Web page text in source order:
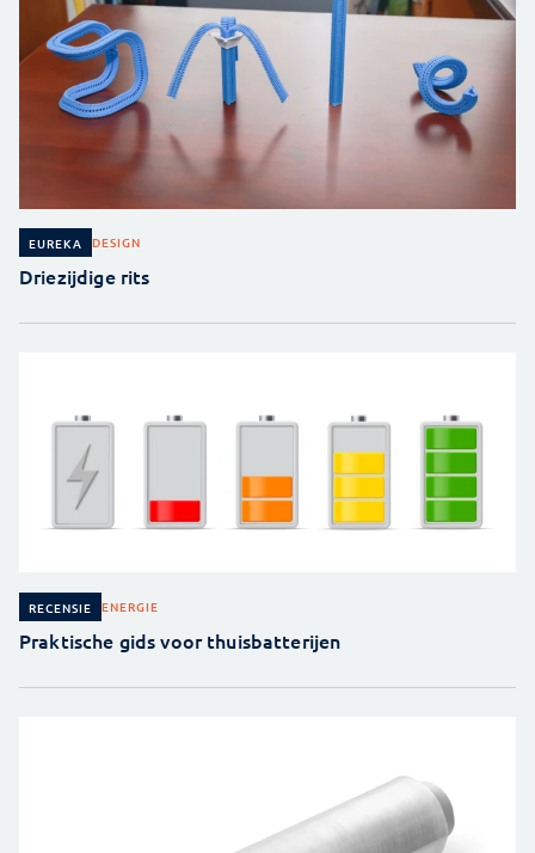
EUREKA DESIGN
Driezijdige rits
RECENSIE ENERGIE
Praktische gids voor thuisbatterijen